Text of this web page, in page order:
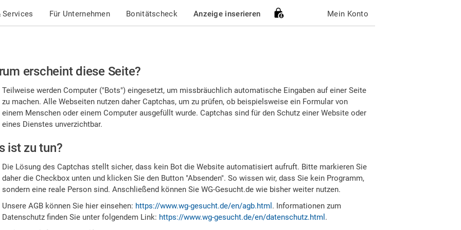
Services Für Unternehmen Bonitätscheck Anzeige inserieren Mein Konto
erscheint diese Seite?
Teilweise werden Computer ("Bots") eingesetzt, um missbräuchlich automatische Eingaben auf einer Seite
zu machen. Alle Webseiten nutzen daher Captchas, um zu prüfen, ob beispielsweise ein Formular von
einem Menschen oder einem Computer ausgefüllt wurde. Captchas sind für den Schutz einer Website oder
eines Dienstes unverzichtbar.
ist zu tun?
Die Lösung des Captchas stellt sicher, dass kein Bot die Website automatisiert aufruft. Bitte markieren Sie
daher die Checkbox unten und klicken Sie den Button "Absenden". So wissen wir, dass Sie kein Programm,
sondern eine reale Person sind. Anschließend können Sie WG-Gesucht.de wie bisher weiter nutzen.
Unsere AGB können Sie hier einsehen: https://www.wg-gesucht.de/en/agb.html . Informationen zum
Datenschutz finden Sie unter folgendem Link: https://www.wg-gesucht.de/en/datenschutz.html .